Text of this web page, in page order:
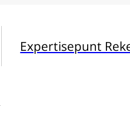
Expertisepunt